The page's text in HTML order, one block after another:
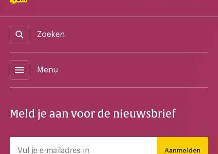
Zoeken
menu Menu
Meld je aan voor de nieuwsbrief
Aanmelden